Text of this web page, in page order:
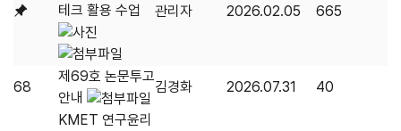
테크 활용 수업
관리자 2026.02.05 665
68
제69호 논문투고
안내
김경화 2026.07.31 40
KMET 연구윤리